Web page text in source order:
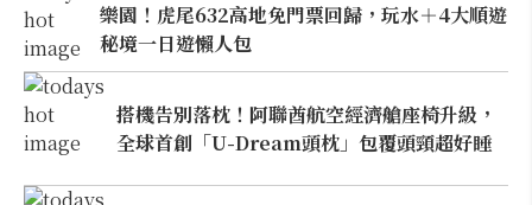
樂園！虎尾632高地免門票回歸，玩水＋4大順遊
秘境一日遊懶人包
搭機告別落枕！阿聯酋航空經濟艙座椅升級，
全球首創「U-Dream頭枕」包覆頭頸超好睡